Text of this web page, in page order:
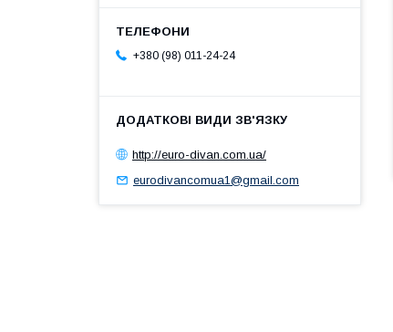
+380 (98) 011-24-24
http://euro-divan.com.ua/
eurodivancomua1@gmail.com